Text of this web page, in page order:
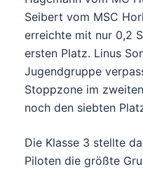
Seibert vom MSC
erreichte mit nur 0,2
ersten Platz. Linus
Jugendgruppe
Stoppzone im
noch den siebten
Die Klasse 3 stellte
Piloten die größte